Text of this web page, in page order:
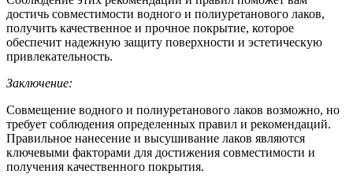
достичь совместимости водного и полиуретанового лаков,
получить качественное и прочное покрытие, которое
обеспечит надежную защиту поверхности и эстетическую
привлекательность.
Заключение:
Совмещение водного и полиуретанового лаков возможно, но
требует соблюдения определенных правил и рекомендаций.
Правильное нанесение и высушивание лаков являются
ключевыми факторами для достижения совместимости и
получения качественного покрытия.